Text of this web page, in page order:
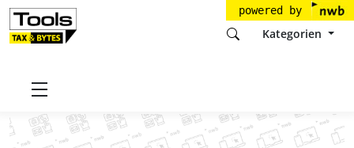
powered by
Kategorien
Startseite